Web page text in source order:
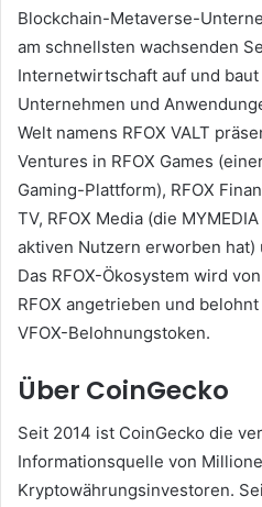
Blockchain-Metaverse-
am schnellsten wachsenden
Internetwirtschaft auf und
Unternehmen und
Welt namens RFOX VALT
Ventures in RFOX Games
Gaming-Plattform), RFOX
TV, RFOX Media (die
aktiven Nutzern erworben hat)
Das RFOX-Ökosystem wird
RFOX angetrieben und
VFOX-Belohnungstoken.
Über CoinGecko
Seit 2014 ist CoinGecko die
Informationsquelle von
Kryptowährungsinvestoren.